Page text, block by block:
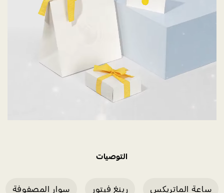
التوصيات
ساعة الماتريكس رينغ فيتور سوار المصفوفة